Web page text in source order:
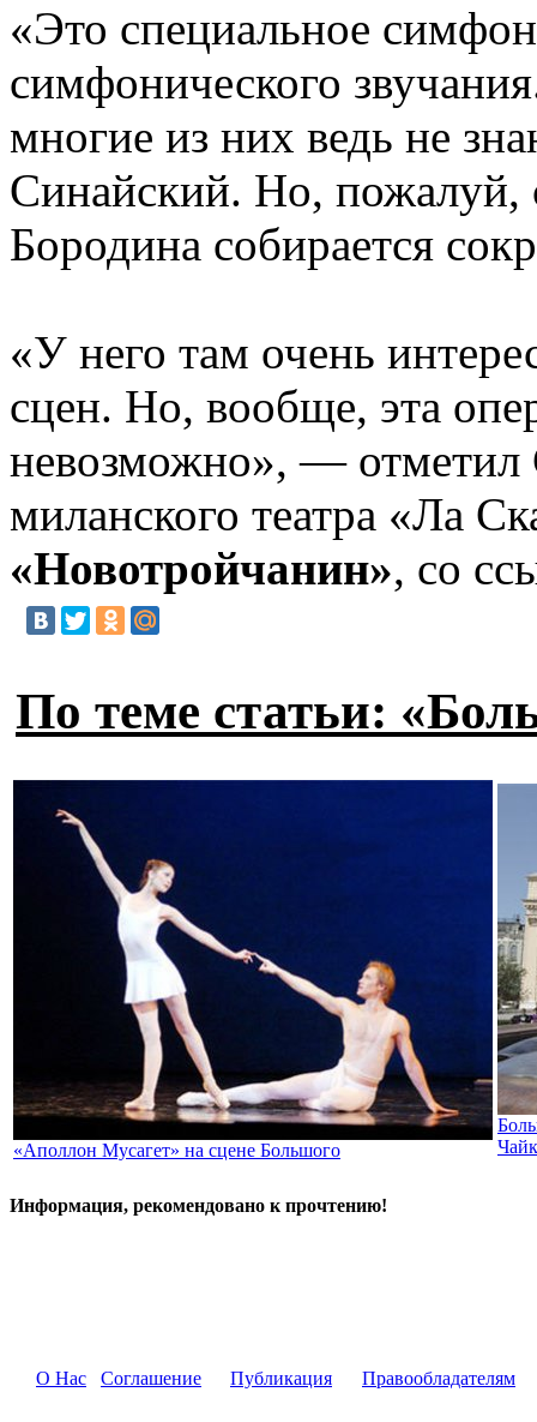
«Это специальное
симфонического
многие из них ведь не
Синайский. Но, пожалуй,
Бородина собирается
«У него там очень
сцен. Но, вообще, эта
невозможно», — отметил
миланского театра «Ла
«Новотройчанин», со
По теме статьи:
«Аполлон Мусагет» на сцене Большого
Информация, рекомендовано к прочтению!
О Нас Соглашение Публикация Правообладателям